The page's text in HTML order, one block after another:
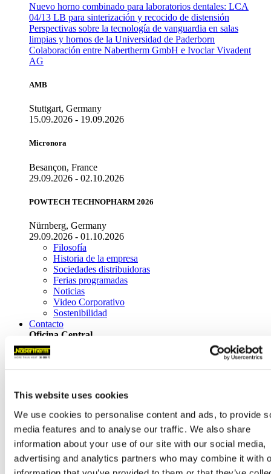
This website uses cookies
We use cookies to personalise content and ads, to provide
media features and to analyse our traffic. We also share
information about your use of our site with our social media,
advertising and analytics partners who may combine it with
Nuevo horno combinado para laboratorios dentales: LCA
04/13 LB para sinterización y recocido de distensión
Perspectivas sobre la tecnología de vanguardia en salas
limpias y hornos de la Universidad de Paderborn
Colaboración entre Nabertherm GmbH e Ivoclar Vivadent
AG
AMB
Stuttgart, Germany
15.09.2026 - 19.09.2026
Micronora
Besançon, France
29.09.2026 - 02.10.2026
POWTECH TECHNOPHARM 2026
Nürnberg, Germany
29.09.2026 - 01.10.2026
Filosofía
Historia de la empresa
Sociedades distribuidoras
Ferias programadas
Noticias
Video Corporativo
Sostenibilidad
Contacto
Oficina Central
Nabertherm GmbH
Bahnhofstr. 20
Tel.+49 4298 922-0
contact@nabertherm.de
Dirección de entrega/recogida
Dr.-Sasse-Straße 31,
28865 Lilienthal (Germany)
Distribución a escala mundial